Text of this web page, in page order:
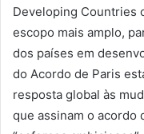
Developing Countries
escopo mais amplo,
dos países em
do Acordo de Paris
resposta global às
que assinam o acordo